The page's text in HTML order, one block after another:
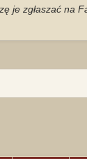
je zgłaszać na